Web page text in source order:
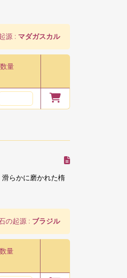
源 : マダガスカル
数量
らかに磨かれた楕
の起源 : ブラジル
数量